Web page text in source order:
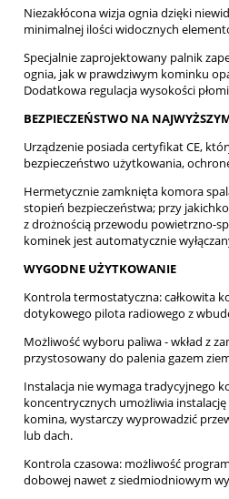
Niezakłócona wizja ognia dzięki
minimalnej ilości widocznych
Specjalnie zaprojektowany palnik
ognia, jak w prawdziwym kominku
Dodatkowa regulacja wysokości
BEZPIECZEŃSTWO NA
Urządzenie posiada certyfikat CE,
bezpieczeństwo użytkowania,
Hermetycznie zamknięta komora
stopień bezpieczeństwa; przy
z drożnością przewodu powietrzno-
kominek jest automatycznie
WYGODNE UŻYTKOWANIE
Kontrola termostatyczna: całkowita
dotykowego pilota radiowego z
Możliwość wyboru paliwa - wkład z
przystosowany do palenia gazem
Instalacja nie wymaga tradycyjnego
koncentrycznych umożliwia
komina, wystarczy wyprowadzić
lub dach.
Kontrola czasowa: możliwość
dobowej nawet z siedmiodniowym